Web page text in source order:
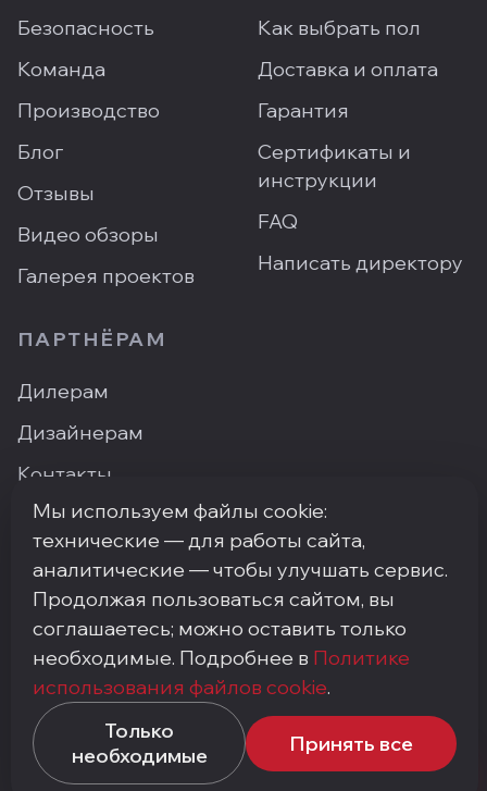
Безопасность
Команда
Производство
Блог
Отзывы
Видео обзоры
Галерея проектов
Как выбрать пол
Доставка и оплата
Гарантия
Сертификаты и
инструкции
FAQ
Написать директору
ПАРТНЁРАМ
Дилерам
Дизайнерам
Контакты
Где купить
ПН–ПТ: 9:00–18:00·Москва, ArtPlay, Нижняя
Сыромятническая, 10с3
+7 (495) 748-92-20 · info@my-step.ru
Политика конфиденциальности
Соглашение на обработку персональных данных
Политика использования файлов cookie
Мы используем файлы cookie:
технические — для работы сайта,
аналитические — чтобы улучшать сервис.
Продолжая пользоваться сайтом, вы
соглашаетесь; можно оставить только
необходимые. Подробнее в Политике
использования файлов cookie.
Только
необходимые
Принять все